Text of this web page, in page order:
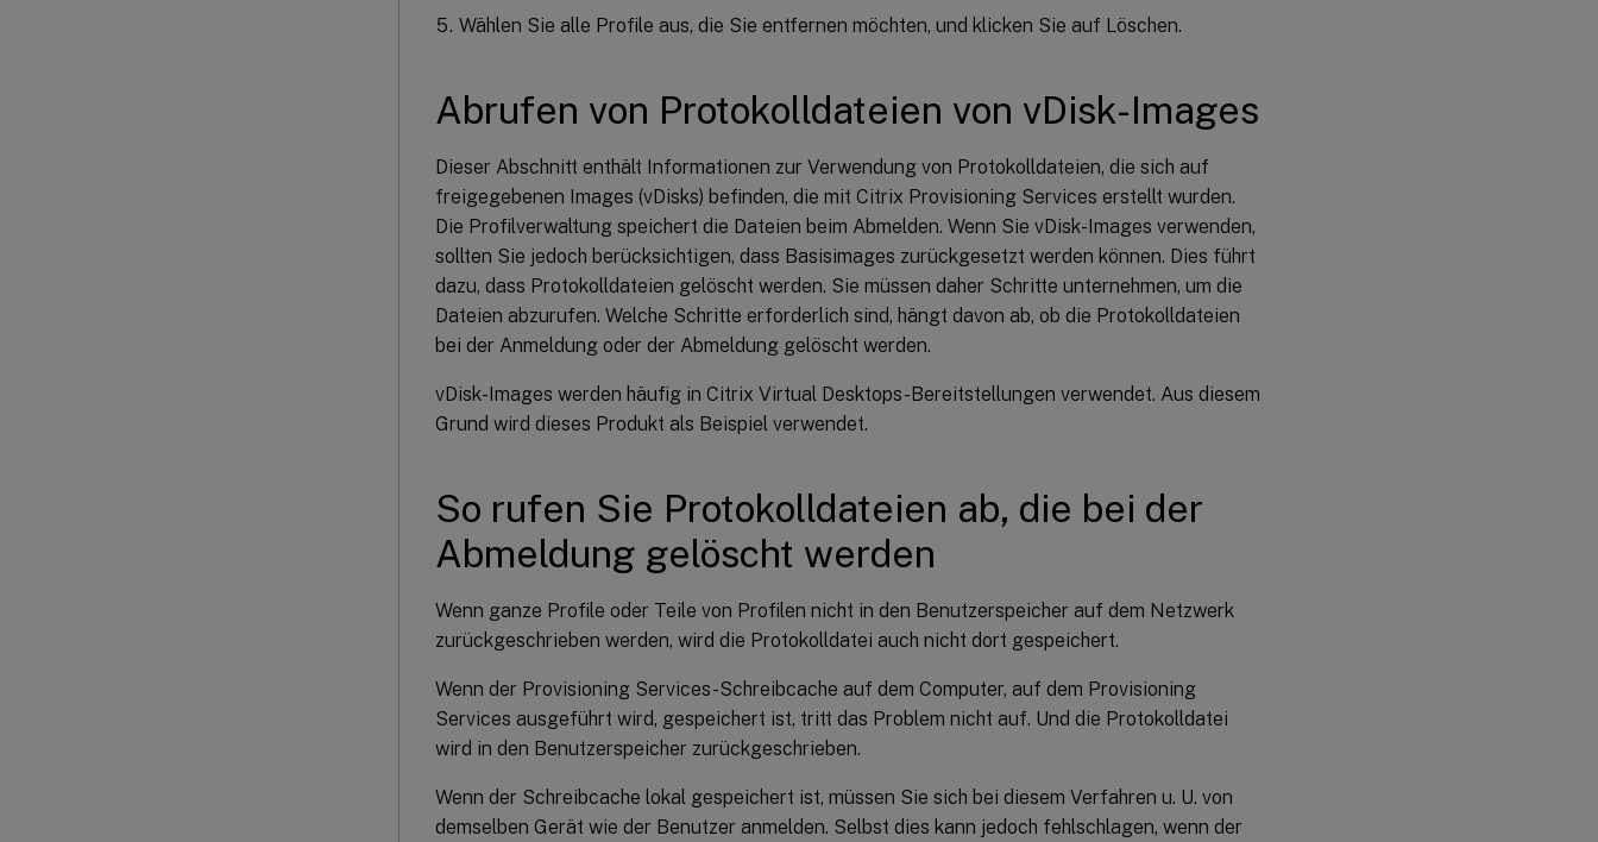
Wählen Sie alle Profile aus, die Sie entfernen möchten, und klicken Sie auf Löschen.
Abrufen von Protokolldateien von vDisk-Images
Dieser Abschnitt enthält Informationen zur Verwendung von Protokolldateien, die sich auf
freigegebenen Images (vDisks) befinden, die mit Citrix Provisioning Services erstellt wurden.
Die Profilverwaltung speichert die Dateien beim Abmelden. Wenn Sie vDisk-Images verwenden,
sollten Sie jedoch berücksichtigen, dass Basisimages zurückgesetzt werden können. Dies führt
dazu, dass Protokolldateien gelöscht werden. Sie müssen daher Schritte unternehmen, um die
Dateien abzurufen. Welche Schritte erforderlich sind, hängt davon ab, ob die Protokolldateien
bei der Anmeldung oder der Abmeldung gelöscht werden.
vDisk-Images werden häufig in Citrix Virtual Desktops-Bereitstellungen verwendet. Aus diesem
Grund wird dieses Produkt als Beispiel verwendet.
So rufen Sie Protokolldateien ab, die bei der
Abmeldung gelöscht werden
Wenn ganze Profile oder Teile von Profilen nicht in den Benutzerspeicher auf dem Netzwerk
zurückgeschrieben werden, wird die Protokolldatei auch nicht dort gespeichert.
Wenn der Provisioning Services-Schreibcache auf dem Computer, auf dem Provisioning
Services ausgeführt wird, gespeichert ist, tritt das Problem nicht auf. Und die Protokolldatei
wird in den Benutzerspeicher zurückgeschrieben.
Wenn der Schreibcache lokal gespeichert ist, müssen Sie sich bei diesem Verfahren u. U. von
demselben Gerät wie der Benutzer anmelden. Selbst dies kann jedoch fehlschlagen, wenn der